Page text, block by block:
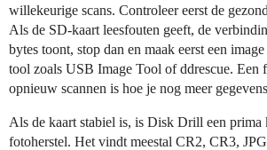
willekeurige scans. Controleer eerst de
Als de SD-kaart leesfouten geeft, de
bytes toont, stop dan en maak eerst een
tool zoals USB Image Tool of ddrescue. Een
opnieuw scannen is hoe je nog meer
Als de kaart stabiel is, is Disk Drill een prima
fotoherstel. Het vindt meestal CR2, CR3,